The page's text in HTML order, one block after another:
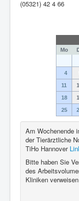
(05321) 42 4 66
Mo
4
11
18
25
Am Wochenende
der Tierärztliche
TiHo Hannover
Bitte haben Sie
des
Kliniken